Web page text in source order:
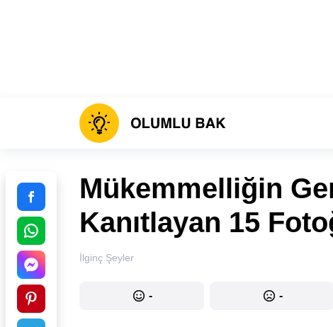
Mükemmelliğin
Kanıtlayan 15
İlginç Şeyler
- -